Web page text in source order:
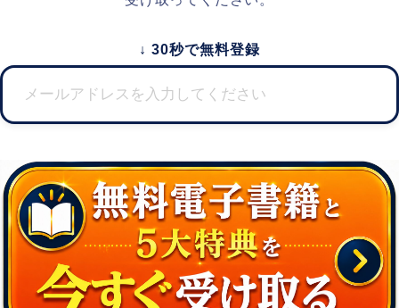
↓ 30秒で無料登録